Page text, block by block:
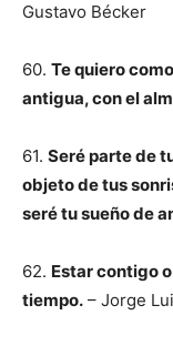
Gustavo Bécker
60. Te quiero
antigua, con el
61. Seré parte de
objeto de tus
seré tu sueño de
62. Estar contigo
tiempo. – Jorge